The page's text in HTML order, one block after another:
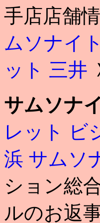
手店店舗
ムソナイ
ット 三井
サムソナ
レット ビ
浜 サムソ
ション総
ルのお返